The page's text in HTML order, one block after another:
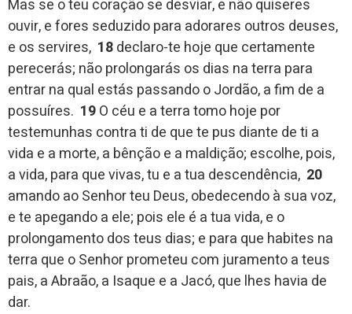
Mas se o teu coração se desviar, e não quiseres
ouvir, e fores seduzido para adorares outros deuses,
e os servires, 18declaro-te hoje que certamente
perecerás; não prolongarás os dias na terra para
entrar na qual estás passando o Jordão, a fim de a
possuíres. 19O céu e a terra tomo hoje por
testemunhas contra ti de que te pus diante de ti a
vida e a morte, a bênção e a maldição; escolhe, pois,
a vida, para que vivas, tu e a tua descendência, 20
amando ao Senhor teu Deus, obedecendo à sua voz,
e te apegando a ele; pois ele é a tua vida, e o
prolongamento dos teus dias; e para que habites na
terra que o Senhor prometeu com juramento a teus
pais, a Abraão, a Isaque e a Jacó, que lhes havia de
dar.